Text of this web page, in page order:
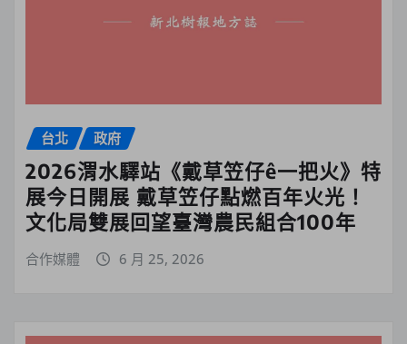
台北 政府
2026渭水驛站《戴草笠仔ê一把火》特
展今日開展 戴草笠仔點燃百年火光！
文化局雙展回望臺灣農民組合100年
合作媒體 6 月 25, 2026